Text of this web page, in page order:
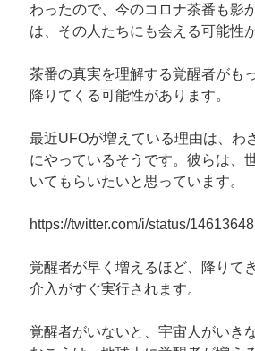
わったので、今のコロナ茶番も影
は、その人たちにも会える可能性
茶番の真実を理解する覚醒者がも
降りてくる可能性があります。
最近UFOが増えている理由は、わ
にやっているそうです。彼らは、
いてもらいたいと思っています。
https://twitter.com/i/status/
覚醒者が早く増えるほど、降りて
介入がすぐ実行されます。
覚醒者がいないと、宇宙人がいき